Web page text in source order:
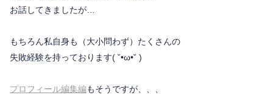
お話してきましたが…
もちろん私自身も（大小問わず）たくさんの
失敗経験を持っております( ˘•ω•˘ )
プロフィール編集編もそうですが、、、